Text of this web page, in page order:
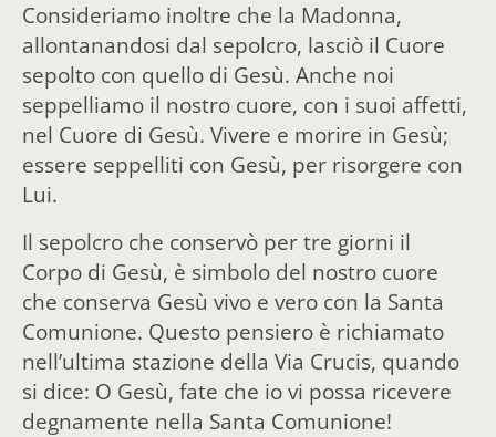
Consideriamo inoltre che la Madonna,
allontanandosi dal sepolcro, lasciò il Cuore
sepolto con quello di Gesù. Anche noi
seppelliamo il nostro cuore, con i suoi affetti,
nel Cuore di Gesù. Vivere e morire in Gesù;
essere seppelliti con Gesù, per risorgere con
Lui.
Il sepolcro che conservò per tre giorni il
Corpo di Gesù, è simbolo del nostro cuore
che conserva Gesù vivo e vero con la Santa
Comunione. Questo pensiero è richiamato
nell’ultima stazione della Via Crucis, quando
si dice: O Gesù, fate che io vi possa ricevere
degnamente nella Santa Comunione!